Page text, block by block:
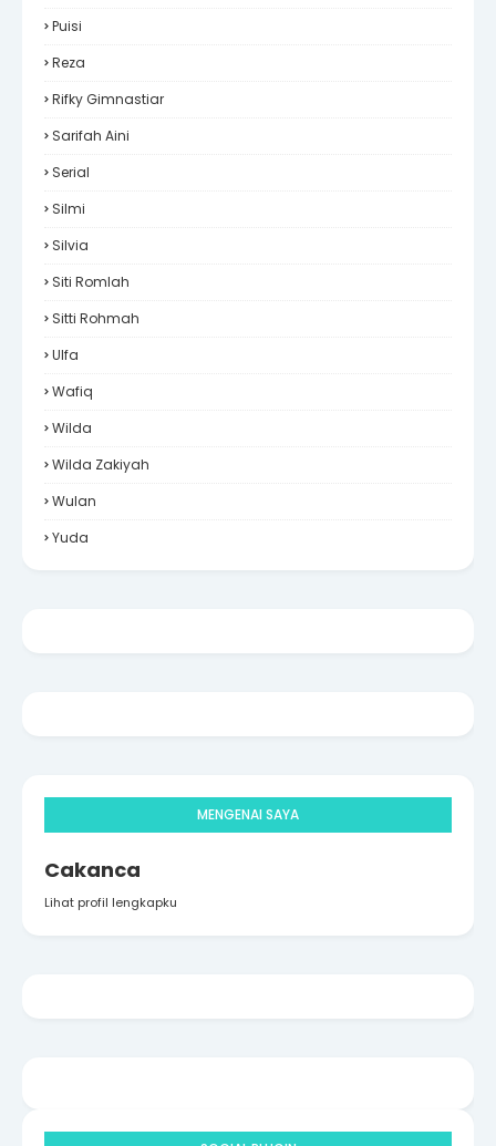
Puisi
Reza
Rifky Gimnastiar
Sarifah Aini
Serial
Silmi
Silvia
Siti Romlah
Sitti Rohmah
Ulfa
Wafiq
Wilda
Wilda Zakiyah
Wulan
Yuda
MENGENAI SAYA
Cakanca
Lihat profil lengkapku